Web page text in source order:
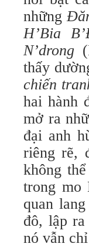
những
H’Bia
N’drong
thấy
chiến
hai hành
mở ra
đại anh
riêng rẽ,
không
trong mo
quan
đô, lập
nó vẫn